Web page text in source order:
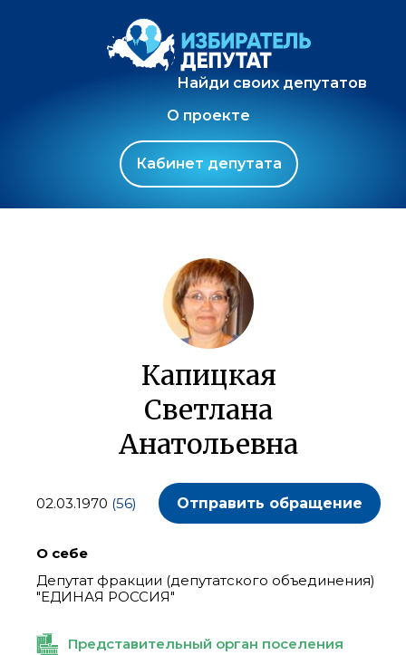
Найди своих депутатов
О проекте
Кабинет депутата
Капицкая
Светлана
Анатольевна
02.03.1970 (56) Отправить обращение
О себе
Депутат фракции (депутатского объединения)
"ЕДИНАЯ РОССИЯ"
Представительный орган поселения